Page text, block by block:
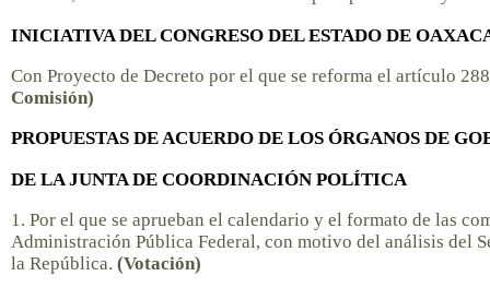
INICIATIVA DEL CONGRESO DEL ESTADO DE
Con Proyecto de Decreto por el que se reforma el artículo
Comisión)
PROPUESTAS DE ACUERDO DE LOS ÓRGANOS DE
DE LA JUNTA DE COORDINACIÓN POLÍTICA
1. Por el que se aprueban el calendario y el formato de las
Administración Pública Federal, con motivo del análisis del
la República. (Votación)